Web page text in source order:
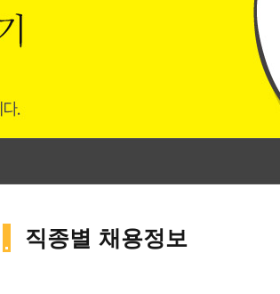
직종별 채용정보